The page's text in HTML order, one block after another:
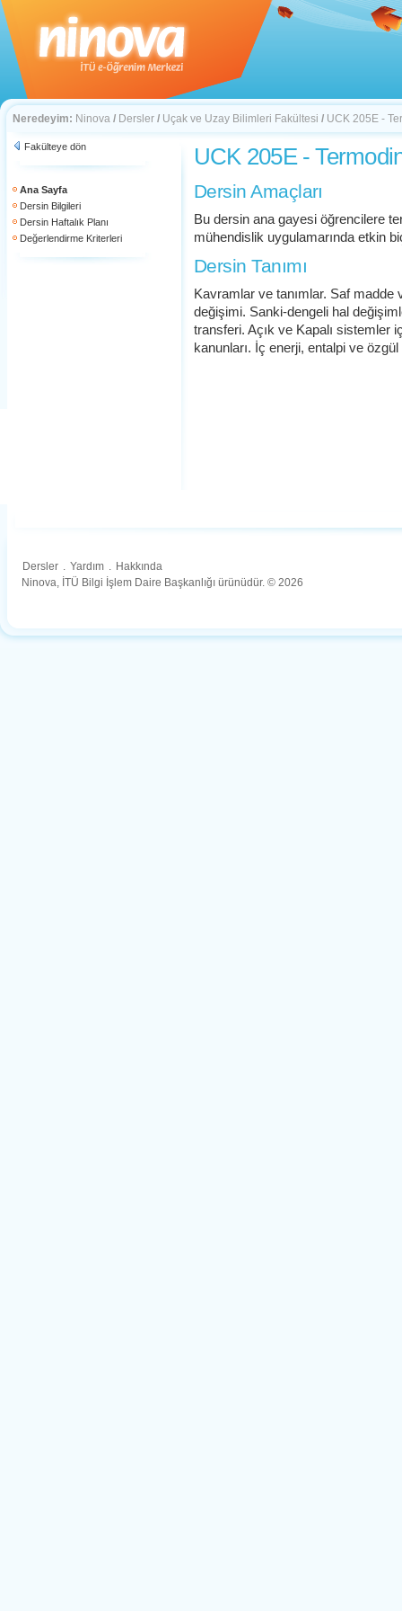
Neredeyim: Ninova / Dersler / Uçak ve Uzay Bilimleri Fakültesi / UCK 205E -
Fakülteye dön
Ana Sayfa
Dersin Bilgileri
Dersin Haftalık Planı
Değerlendirme Kriterleri
UCK 205E -
Dersin Amaçları
Bu dersin ana gayesi öğrencilere
mühendislik uygulamarında etkin
Dersin Tanımı
Kavramlar ve tanımlar. Saf madde
değişimi. Sanki-dengeli hal
transferi. Açık ve Kapalı sistemler
kanunları. İç enerji, entalpi ve özgül
Dersler . Yardım . Hakkında
Ninova, İTÜ Bilgi İşlem Daire Başkanlığı ürünüdür. © 2026